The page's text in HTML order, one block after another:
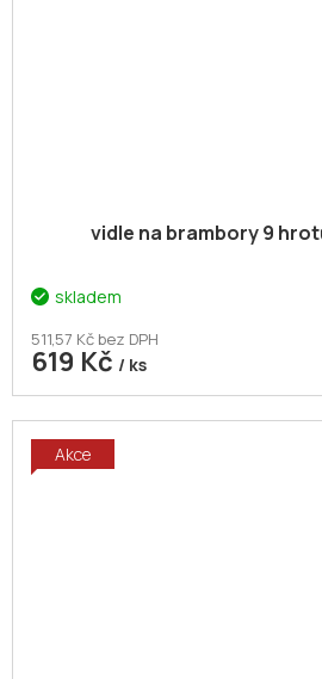
vidle na brambory 9
skladem
511,57 Kč bez DPH
619 Kč / ks
Akce